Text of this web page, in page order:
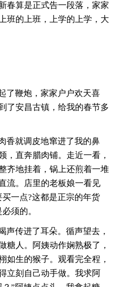
春算是正式告一段落，家家
班的上班，上学的上学，大
鞭炮，家家户户欢天喜
了安昌古镇，给我的春节多
香就调皮地窜进了我的鼻
，直奔腊肉铺。走近一看，
齐地挂着，锅上还煎着一堆
流。店里的老板娘一看见
一点?这都是正宗的年货
须的。
声传进了耳朵。循声望去，
糖人。阿姨动作娴熟极了，
如生的猴子。观看完全程，
立刻自己动手做。我求阿